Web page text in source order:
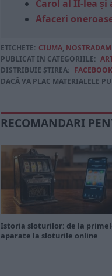
Carol al II-lea
Afaceri
ETICHETE: CIUMA,
PUBLICAT IN CATEGORIILE:
DISTRIBUIE ȘTIREA: FACEBOOK
DACĂ VA PLAC MATERIALELE
RECOMANDARI
Istoria sloturilor: de la
aparate la sloturile online